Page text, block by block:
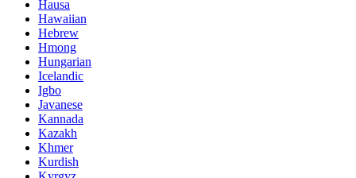
Hausa
Hawaiian
Hebrew
Hmong
Hungarian
Icelandic
Igbo
Javanese
Kannada
Kazakh
Khmer
Kurdish